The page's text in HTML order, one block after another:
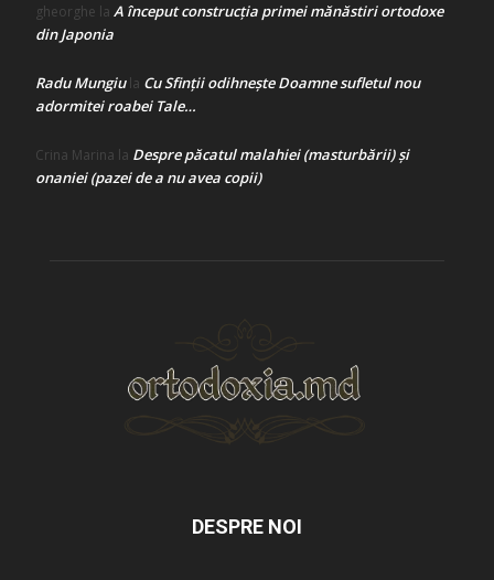
gheorghe la A început construcţia primei mănăstiri ortodoxe
din Japonia
Radu Mungiula Cu Sfinții odihnește Doamne sufletul nou
adormitei roabei Tale…
Crina Marina la Despre păcatul malahiei (masturbării) şi
onaniei (pazei de a nu avea copii)
DESPRE NOI